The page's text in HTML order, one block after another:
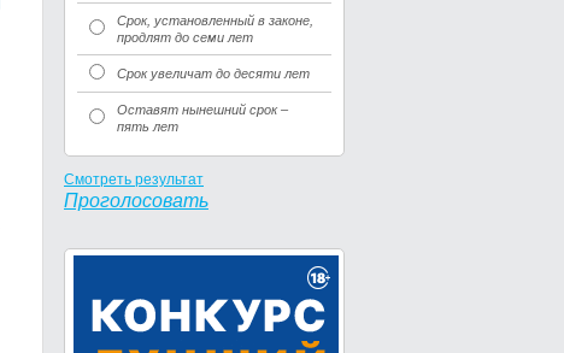
Срок, установленный в законе,
продлят до семи лет
Срок увеличат до десяти лет
Оставят нынешний срок –
пять лет
Смотреть результат
Проголосовать